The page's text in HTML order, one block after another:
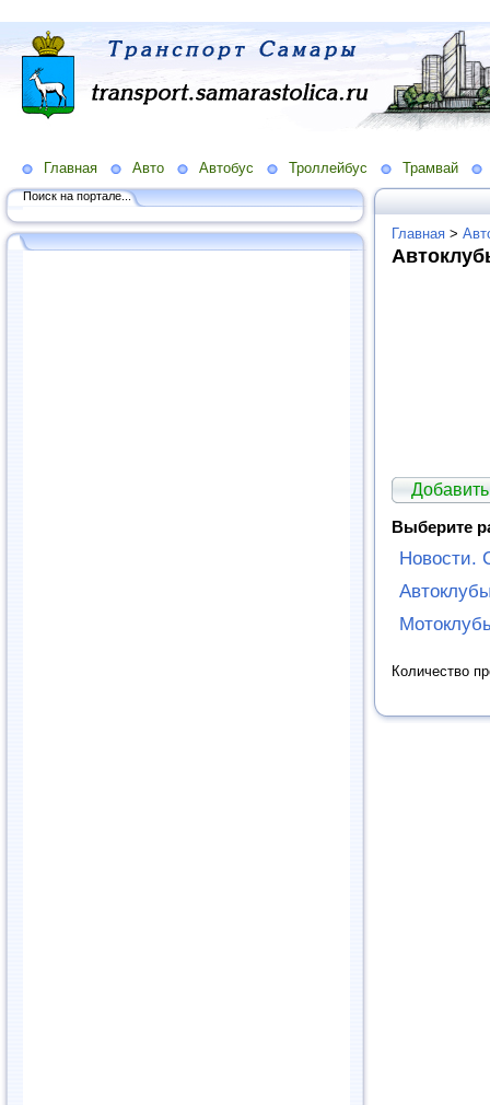
Главная Авто Автобус Троллейбус Трамвай
Поиск на портале...
Главная >
Выберите
Новости.
Количество